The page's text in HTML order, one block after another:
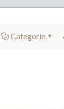
Categorie